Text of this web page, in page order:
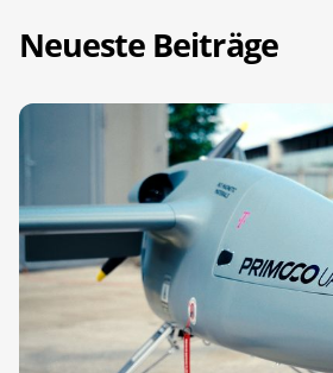
Neueste Beiträge